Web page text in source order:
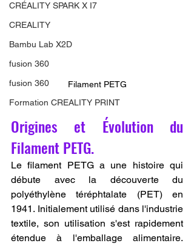
CRÉALITY SPARK X I7
CREALITY
Bambu Lab X2D
fusion 360
fusion 360
Formation CREALITY PRINT
Filament PETG
Origines et Évolution du
Filament PETG.
Le filament PETG a une histoire qui
débute avec la découverte du
polyéthylène téréphtalate (PET) en
1941. Initialement utilisé dans l'industrie
textile, son utilisation s'est rapidement
étendue à l'emballage alimentaire.